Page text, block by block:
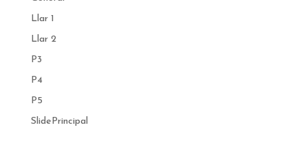
Llar 1
Llar 2
P3
P4
P5
SlidePrincipal